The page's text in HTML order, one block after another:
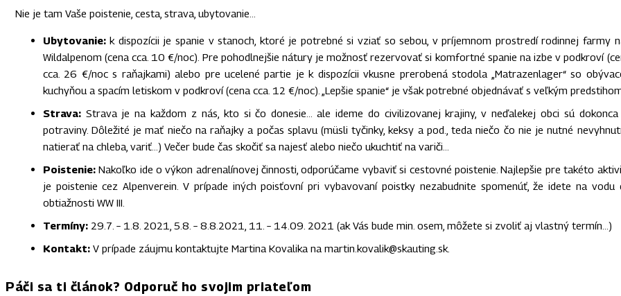
Nie je tam Vaše poistenie, cesta, strava, ubytovanie…
Ubytovanie:k dispozícii je spanie v stanoch, ktoré je potrebné si vziať so sebou, v príjemnom prostredí rodinnej farmy
Wildalpenom (cena cca. 10 €/noc). Pre pohodlnejšie nátury je možnosť rezervovať si komfortné spanie na izbe v podkroví
cca. 26 €/noc s raňajkami) alebo pre ucelené partie je k dispozícii vkusne prerobená stodola „Matrazenlager“ so
kuchyňou a spacím letiskom v podkroví (cena cca. 12 €/noc). „Lepšie spanie“ je však potrebné objednávať s veľkým
Strava:Strava je na každom z nás, kto si čo donesie… ale ideme do civilizovanej krajiny, v neďalekej obci sú
potraviny. Dôležité je mať niečo na raňajky a počas splavu (müsli tyčinky, keksy a pod., teda niečo čo nie je nutné
natierať na chleba, variť…) Večer bude čas skočiť sa najesť alebo niečo ukuchtiť na variči…
Poistenie:Nakoľko ide o výkon adrenalínovej činnosti, odporúčame vybaviť si cestovné poistenie. Najlepšie pre takéto
je poistenie cez Alpenverein. V prípade iných poisťovní pri vybavovaní poistky nezabudnite spomenúť, že idete na vodu
obtiažnosti WW III.
Termíny: 29.7. – 1.8. 2021, 5.8. – 8.8.2021, 11. – 14.09. 2021 (ak Vás bude min. osem, môžete si zvoliť aj vlastný termín…)
Kontakt: V prípade záujmu kontaktujte Martina Kovalika na martin.kovalik@skauting.sk.
Páči sa ti článok? Odporuč ho svojim priateľom